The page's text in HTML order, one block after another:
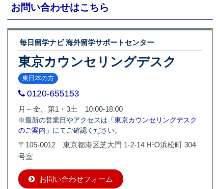
お問い合わせはこちら
毎日留学ナビ 海外留学サポートセンター
東京カウンセリングデスク
東日本の方
0120-655153
月～金、第1・3土 10:00-18:00
※最新の営業日やアクセスは 「東京カウンセリングデスク
のご案内」 にてご確認ください。
〒105-0012 東京都港区芝大門 1-2-14 H¹O浜松町 304
号室
お問い合わせフォーム